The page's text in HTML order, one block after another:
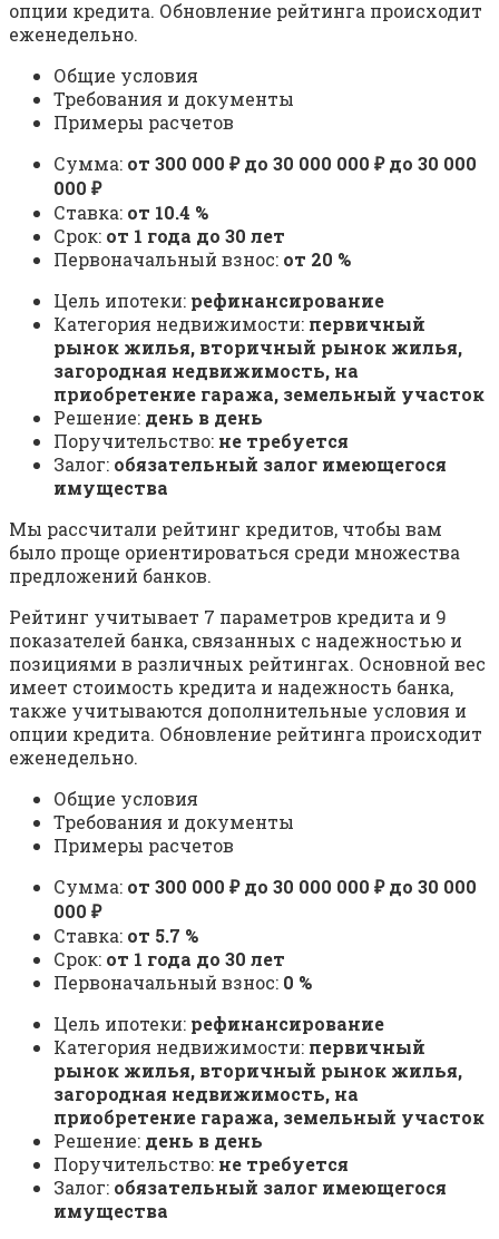
опции кредита. Обновление рейтинга происходит
еженедельно.
Общие условия
Требования и документы
Примеры расчетов
Сумма: от 300 000 ₽ до 30 000 000 ₽ до 30 000
000 ₽
Ставка: от 10.4 %
Срок: от 1 года до 30 лет
Первоначальный взнос: от 20 %
Цель ипотеки: рефинансирование
Категория недвижимости: первичный
рынок жилья, вторичный рынок жилья,
загородная недвижимость, на
приобретение гаража, земельный участок
Решение: день в день
Поручительство: не требуется
Залог: обязательный залог имеющегося
имущества
Мы рассчитали рейтинг кредитов, чтобы вам
было проще ориентироваться среди множества
предложений банков.
Рейтинг учитывает 7 параметров кредита и 9
показателей банка, связанных с надежностью и
позициями в различных рейтингах. Основной вес
имеет стоимость кредита и надежность банка,
также учитываются дополнительные условия и
опции кредита. Обновление рейтинга происходит
еженедельно.
Общие условия
Требования и документы
Примеры расчетов
Сумма: от 300 000 ₽ до 30 000 000 ₽ до 30 000
000 ₽
Ставка: от 5.7 %
Срок: от 1 года до 30 лет
Первоначальный взнос: 0 %
Цель ипотеки: рефинансирование
Категория недвижимости: первичный
рынок жилья, вторичный рынок жилья,
загородная недвижимость, на
приобретение гаража, земельный участок
Решение: день в день
Поручительство: не требуется
Залог: обязательный залог имеющегося
имущества